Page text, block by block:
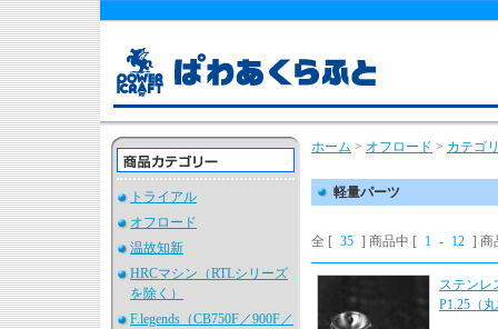
トライアル
オフロード
温故知新
HRCマシン（RTLシリーズ
を除く）
F.legends（CB750F／900F／
ホーム > オフロード > カテゴ
軽量パーツ
全 [ 35 ] 商品中 [ 1 - 12 ] 商
ステン
P1.25（